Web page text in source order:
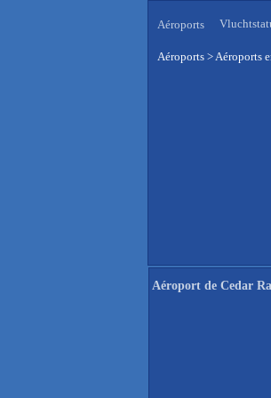
Aéroports
Aéroports >Aéroports
Aéroport de Cedar